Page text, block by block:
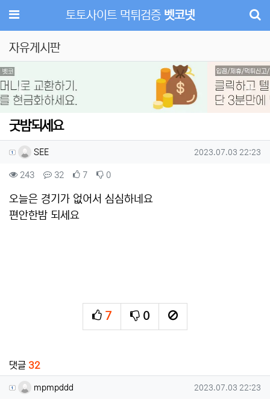
메뉴 토토사이트 먹튀검증 벳코넷
자유게시판
Previous Next
굿밤되세요
작성자 정보
SEE작성 작성일
2023.07.03 22:23
컨텐츠 정보
243조회 32 댓글 7추천 0비추천
본문
오늘은 경기가 없어서 심심하네요
편안한밤 되세요
7
추천
0
비추천신고
댓글 32
mpmpddd님의 댓글
mpmpddd 작성일
2023.07.03 22:23